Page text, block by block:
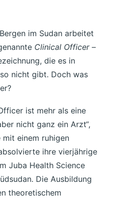
im Sudan arbeitet
Clinical Officer–
die es in
nicht gibt. Doch was
ist mehr als eine
nicht ganz ein Arzt“,
einem ruhigen
ihre vierjährige
Juba Health Science
Die Ausbildung
theoretischem